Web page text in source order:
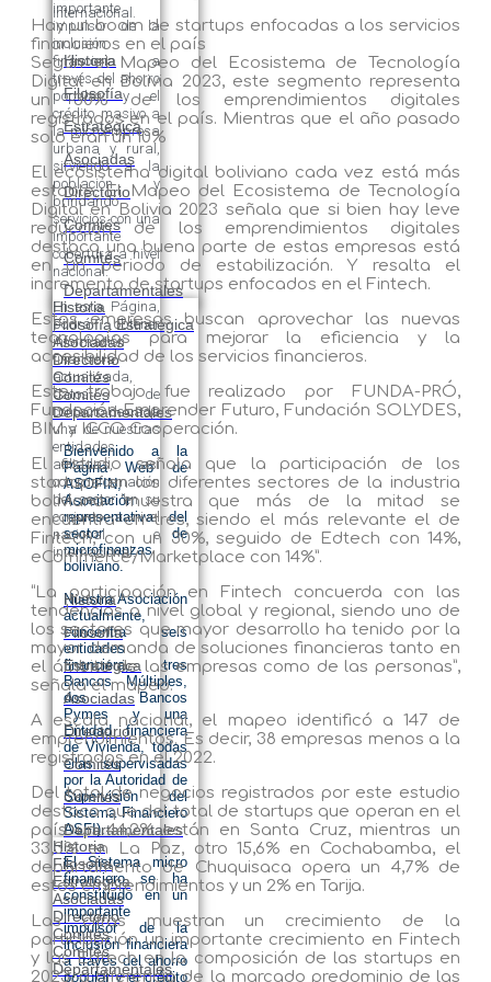
internacional.
Historia
Filosofía
Estratégica
Asociadas
Directorio
Comités
Comités
Departamentales
Historia
Filosofía Estratégica
Asociadas
Directorio
Comités
Comités
Departamentales
Bienvenido a la
Página Web de
ASOFIN,
Asociación
representativa del
sector de
microfinanzas
boliviano.
Nuestra Asociación
actualmente,
concentra seis
entidades
financiera, tres
Bancos Múltiples,
dos Bancos
Pymes y una
Entidad financiera
de Vivienda, todas
ellas supervisadas
por la Autoridad de
Supervisión del
Sistema Financiero
ASFI).
El Sistema micro
financiero se ha
constituido en un
importante
impulsor de la
inclusión financiera
a través del ahorro
popular y el crédito
importante
impulsor de la
inclusión
financiera a
través del ahorro
popular y el
crédito masivo a
la microempresa
urbana y rural,
sirviendo a la
población y
brindando
servicios con una
importante
cobertura a nivel
nacional.
En esta Página,
podrá obtener
información
financiera
actualizada,
datos de
contacto de cada
una de nuestras
entidades
afiliadas, así
como información
del sector en su
conjunto a nivel
nacional e
internacional.
Historia
Filosofía
Estratégica
Asociadas
Directorio
Comités
Comités
Departamentales
Historia
Filosofía
Estratégica
Asociadas
Directorio
Comités
Comités
Departamentales
Hay un boom de startups enfocadas a los servicios
financieros en el país
Según el Mapeo del Ecosistema de Tecnología
Digital en Bolivia 2023, este segmento representa
un 30% de los emprendimientos digitales
registrados en el país. Mientras que el año pasado
solo eran un 10%
El ecosistema digital boliviano cada vez está más
estable. El Mapeo del Ecosistema de Tecnología
Digital en Bolivia 2023 señala que si bien hay leve
reducción de los emprendimientos digitales
destaca una buena parte de estas empresas está
en un periodo de estabilización. Y resalta el
incremento de startups enfocados en el Fintech.
Estas empresas buscan aprovechar las nuevas
tecnologías para mejorar la eficiencia y la
accesibilidad de los servicios financieros.
Este trabajo fue realizado por FUNDA-PRÓ,
Fundación Emprender Futuro, Fundación SOLYDES,
BIM y ICCO Cooperación.
El estudio señala que la participación de los
startups en los diferentes sectores de la industria
boliviana “muestra que más de la mitad se
encuentra en tres, siendo el más relevante el de
Fintech, con un 30%, seguido de Edtech con 14%,
eCommerce/Marketplace con 14%”.
“La participación en Fintech concuerda con las
tendencias a nivel global y regional, siendo uno de
los sectores que mayor desarrollo ha tenido por la
mayor demanda de soluciones financieras tanto en
el ámbito de las empresas como de las personas”,
señala el mapeo.
A escala nacional, el mapeo identificó a 147 de
emprendimientos. Es decir, 38 empresas menos a la
registradas en el 2022.
Del total de negocios registrados por este estudio
destaca que del total de startups que operan en el
país un 44,2% están en Santa Cruz, mientras un
33,3% en La Paz, otro 15,6% en Cochabamba, el
departamento de Chuquisaca opera un 4,7% de
estos emprendimientos y un 2% en Tarija.
Las cifras muestran un crecimiento de la
participación un importante crecimiento en Fintech
y las Edtech en la composición de las startups en
2023, a diferencia de la marcado predominio de las